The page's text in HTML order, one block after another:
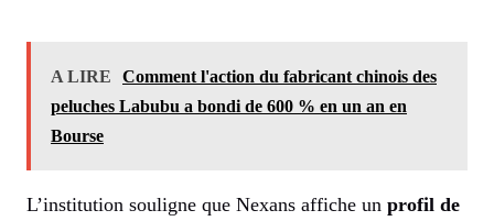
A LIRE
Comment l'action du fabricant chinois des
peluches Labubu a bondi de 600 % en un an en
Bourse
L’institution souligne que Nexans affiche un profil de